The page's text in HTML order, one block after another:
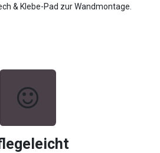
& Klebe-Pad zur Wandmontage.